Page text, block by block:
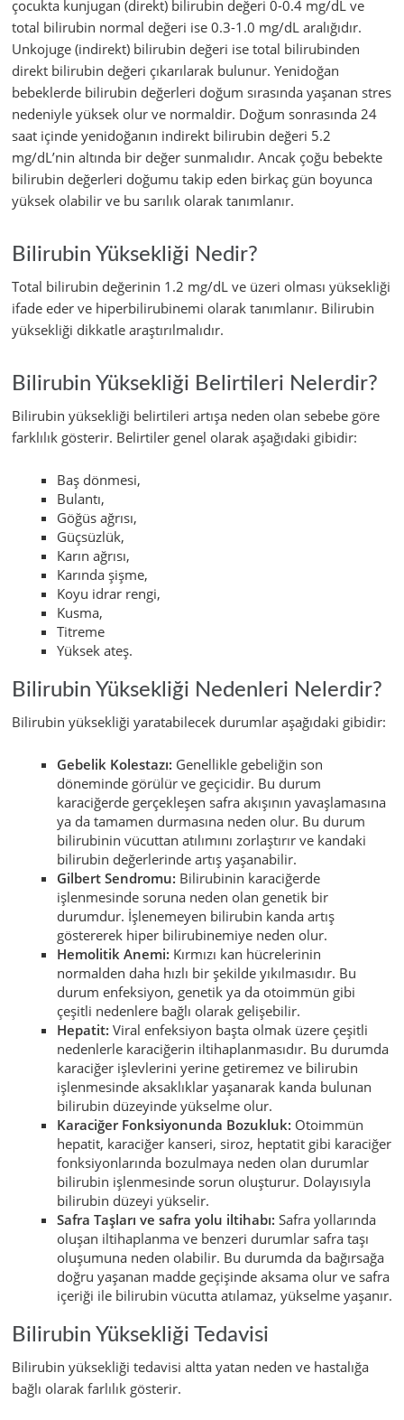
çocukta kunjugan (direkt) bilirubin değeri 0-0.4 mg/dL ve
total bilirubin normal değeri ise 0.3-1.0 mg/dL aralığıdır.
Unkojuge (indirekt) bilirubin değeri ise total bilirubinden
direkt bilirubin değeri çıkarılarak bulunur. Yenidoğan
bebeklerde bilirubin değerleri doğum sırasında yaşanan stres
nedeniyle yüksek olur ve normaldir. Doğum sonrasında 24
saat içinde yenidoğanın indirekt bilirubin değeri 5.2
mg/dL’nin altında bir değer sunmalıdır. Ancak çoğu bebekte
bilirubin değerleri doğumu takip eden birkaç gün boyunca
yüksek olabilir ve bu sarılık olarak tanımlanır.
Bilirubin Yüksekliği Nedir?
Total bilirubin değerinin 1.2 mg/dL ve üzeri olması yüksekliği
ifade eder ve hiperbilirubinemi olarak tanımlanır. Bilirubin
yüksekliği dikkatle araştırılmalıdır.
Bilirubin Yüksekliği Belirtileri Nelerdir?
Bilirubin yüksekliği belirtileri artışa neden olan sebebe göre
farklılık gösterir. Belirtiler genel olarak aşağıdaki gibidir:
Baş dönmesi,
Bulantı,
Göğüs ağrısı,
Güçsüzlük,
Karın ağrısı,
Karında şişme,
Koyu idrar rengi,
Kusma,
Titreme
Yüksek ateş.
Bilirubin Yüksekliği Nedenleri Nelerdir?
Bilirubin yüksekliği yaratabilecek durumlar aşağıdaki gibidir:
Gebelik Kolestazı: Genellikle gebeliğin son
döneminde görülür ve geçicidir. Bu durum
karaciğerde gerçekleşen safra akışının yavaşlamasına
ya da tamamen durmasına neden olur. Bu durum
bilirubinin vücuttan atılımını zorlaştırır ve kandaki
bilirubin değerlerinde artış yaşanabilir.
Gilbert Sendromu: Bilirubinin karaciğerde
işlenmesinde soruna neden olan genetik bir
durumdur. İşlenemeyen bilirubin kanda artış
göstererek hiper bilirubinemiye neden olur.
Hemolitik Anemi: Kırmızı kan hücrelerinin
normalden daha hızlı bir şekilde yıkılmasıdır. Bu
durum enfeksiyon, genetik ya da otoimmün gibi
çeşitli nedenlere bağlı olarak gelişebilir.
Hepatit: Viral enfeksiyon başta olmak üzere çeşitli
nedenlerle karaciğerin iltihaplanmasıdır. Bu durumda
karaciğer işlevlerini yerine getiremez ve bilirubin
işlenmesinde aksaklıklar yaşanarak kanda bulunan
bilirubin düzeyinde yükselme olur.
Karaciğer Fonksiyonunda Bozukluk: Otoimmün
hepatit, karaciğer kanseri, siroz, heptatit gibi karaciğer
fonksiyonlarında bozulmaya neden olan durumlar
bilirubin işlenmesinde sorun oluşturur. Dolayısıyla
bilirubin düzeyi yükselir.
Safra Taşları ve safra yolu iltihabı: Safra yollarında
oluşan iltihaplanma ve benzeri durumlar safra taşı
oluşumuna neden olabilir. Bu durumda da bağırsağa
doğru yaşanan madde geçişinde aksama olur ve safra
içeriği ile bilirubin vücutta atılamaz, yükselme yaşanır.
Bilirubin Yüksekliği Tedavisi
Bilirubin yüksekliği tedavisi altta yatan neden ve hastalığa
bağlı olarak farlılık gösterir.